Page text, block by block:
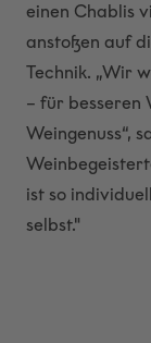
einen Chablis
anstoßen auf
Technik. „Wir
– für besseren
Weingenuss“,
ist so
selbst."